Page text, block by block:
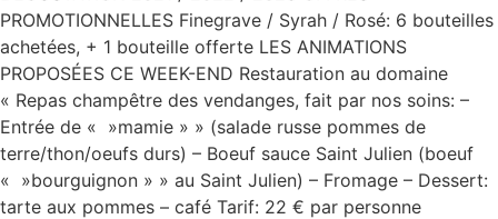
PROMOTIONNELLES Finegrave / Syrah / Rosé: 6 bouteilles
achetées, + 1 bouteille offerte LES ANIMATIONS
PROPOSÉES CE WEEK-END Restauration au domaine
« Repas champêtre des vendanges, fait par nos soins: –
Entrée de « »mamie » » (salade russe pommes de
terre/thon/oeufs durs) – Boeuf sauce Saint Julien (boeuf
« »bourguignon » » au Saint Julien) – Fromage – Dessert:
tarte aux pommes – café Tarif: 22 € par personne